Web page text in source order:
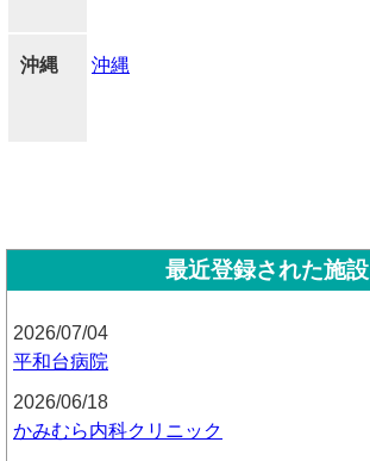
沖縄 沖縄
最近登録された施設
2026/07/04
平和台病院
2026/06/18
かみむら内科クリニック